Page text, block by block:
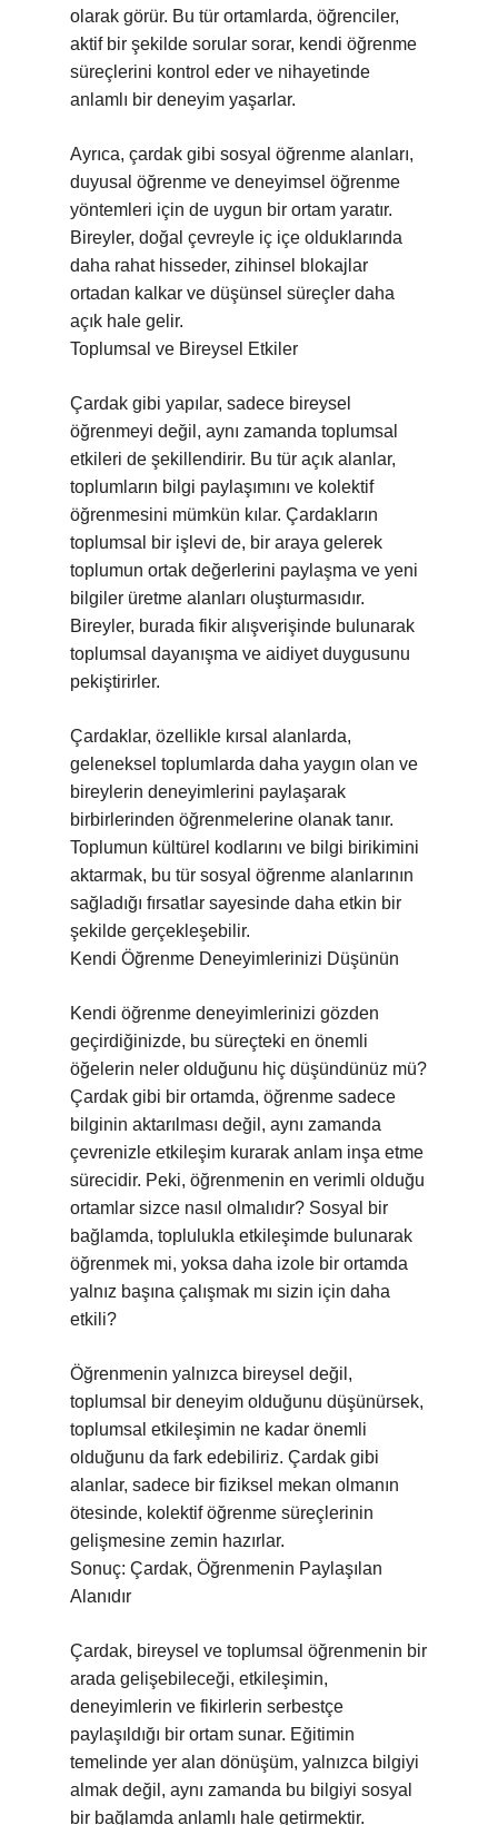
olarak görür. Bu tür ortamlarda, öğrenciler,
aktif bir şekilde sorular sorar, kendi öğrenme
süreçlerini kontrol eder ve nihayetinde
anlamlı bir deneyim yaşarlar.
Ayrıca, çardak gibi sosyal öğrenme alanları,
duyusal öğrenme ve deneyimsel öğrenme
yöntemleri için de uygun bir ortam yaratır.
Bireyler, doğal çevreyle iç içe olduklarında
daha rahat hisseder, zihinsel blokajlar
ortadan kalkar ve düşünsel süreçler daha
açık hale gelir.
Toplumsal ve Bireysel Etkiler
Çardak gibi yapılar, sadece bireysel
öğrenmeyi değil, aynı zamanda toplumsal
etkileri de şekillendirir. Bu tür açık alanlar,
toplumların bilgi paylaşımını ve kolektif
öğrenmesini mümkün kılar. Çardakların
toplumsal bir işlevi de, bir araya gelerek
toplumun ortak değerlerini paylaşma ve yeni
bilgiler üretme alanları oluşturmasıdır.
Bireyler, burada fikir alışverişinde bulunarak
toplumsal dayanışma ve aidiyet duygusunu
pekiştirirler.
Çardaklar, özellikle kırsal alanlarda,
geleneksel toplumlarda daha yaygın olan ve
bireylerin deneyimlerini paylaşarak
birbirlerinden öğrenmelerine olanak tanır.
Toplumun kültürel kodlarını ve bilgi birikimini
aktarmak, bu tür sosyal öğrenme alanlarının
sağladığı fırsatlar sayesinde daha etkin bir
şekilde gerçekleşebilir.
Kendi Öğrenme Deneyimlerinizi Düşünün
Kendi öğrenme deneyimlerinizi gözden
geçirdiğinizde, bu süreçteki en önemli
öğelerin neler olduğunu hiç düşündünüz mü?
Çardak gibi bir ortamda, öğrenme sadece
bilginin aktarılması değil, aynı zamanda
çevrenizle etkileşim kurarak anlam inşa etme
sürecidir. Peki, öğrenmenin en verimli olduğu
ortamlar sizce nasıl olmalıdır? Sosyal bir
bağlamda, toplulukla etkileşimde bulunarak
öğrenmek mi, yoksa daha izole bir ortamda
yalnız başına çalışmak mı sizin için daha
etkili?
Öğrenmenin yalnızca bireysel değil,
toplumsal bir deneyim olduğunu düşünürsek,
toplumsal etkileşimin ne kadar önemli
olduğunu da fark edebiliriz. Çardak gibi
alanlar, sadece bir fiziksel mekan olmanın
ötesinde, kolektif öğrenme süreçlerinin
gelişmesine zemin hazırlar.
Sonuç: Çardak, Öğrenmenin Paylaşılan
Alanıdır
Çardak, bireysel ve toplumsal öğrenmenin bir
arada gelişebileceği, etkileşimin,
deneyimlerin ve fikirlerin serbestçe
paylaşıldığı bir ortam sunar. Eğitimin
temelinde yer alan dönüşüm, yalnızca bilgiyi
almak değil, aynı zamanda bu bilgiyi sosyal
bir bağlamda anlamlı hale getirmektir.